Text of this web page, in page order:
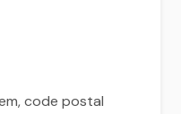
code postal